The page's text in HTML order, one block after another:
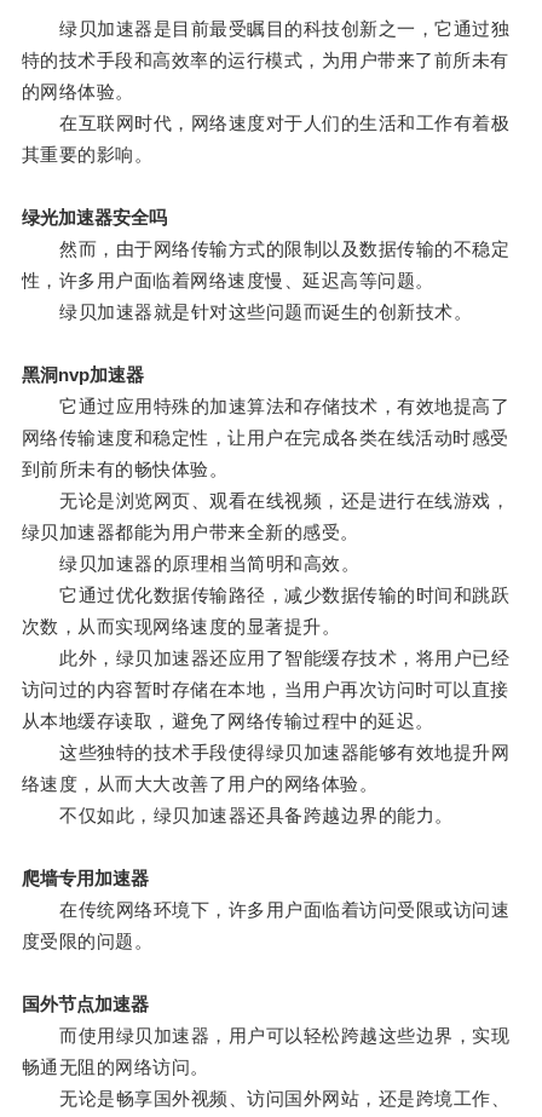
绿贝加速器是目前最受瞩目的科技创新之一，它通过独
特的技术手段和高效率的运行模式，为用户带来了前所未有
的网络体验。
在互联网时代，网络速度对于人们的生活和工作有着极
其重要的影响。
绿光加速器安全吗
然而，由于网络传输方式的限制以及数据传输的不稳定
性，许多用户面临着网络速度慢、延迟高等问题。
绿贝加速器就是针对这些问题而诞生的创新技术。
黑洞nvp加速器
它通过应用特殊的加速算法和存储技术，有效地提高了
网络传输速度和稳定性，让用户在完成各类在线活动时感受
到前所未有的畅快体验。
无论是浏览网页、观看在线视频，还是进行在线游戏，
绿贝加速器都能为用户带来全新的感受。
绿贝加速器的原理相当简明和高效。
它通过优化数据传输路径，减少数据传输的时间和跳跃
次数，从而实现网络速度的显著提升。
此外，绿贝加速器还应用了智能缓存技术，将用户已经
访问过的内容暂时存储在本地，当用户再次访问时可以直接
从本地缓存读取，避免了网络传输过程中的延迟。
这些独特的技术手段使得绿贝加速器能够有效地提升网
络速度，从而大大改善了用户的网络体验。
不仅如此，绿贝加速器还具备跨越边界的能力。
爬墙专用加速器
在传统网络环境下，许多用户面临着访问受限或访问速
度受限的问题。
国外节点加速器
而使用绿贝加速器，用户可以轻松跨越这些边界，实现
畅通无阻的网络访问。
无论是畅享国外视频、访问国外网站，还是跨境工作、